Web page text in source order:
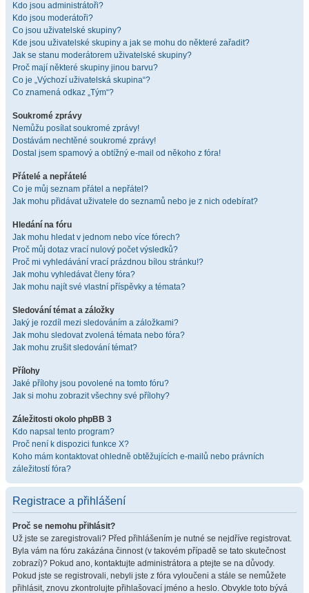
Kdo jsou administrátoři?
Kdo jsou moderátoři?
Co jsou uživatelské skupiny?
Kde jsou uživatelské skupiny a jak se mohu do některé zařadit?
Jak se stanu moderátorem uživatelské skupiny?
Proč mají některé skupiny jinou barvu?
Co je „Výchozí uživatelská skupina“?
Co znamená odkaz „Tým“?
Soukromé zprávy
Nemůžu posílat soukromé zprávy!
Dostávám nechtěné soukromé zprávy!
Dostal jsem spamový a obtížný e-mail od někoho z fóra!
Přátelé a nepřátelé
Co je můj seznam přátel a nepřátel?
Jak mohu přidávat uživatele do seznamů nebo je z nich odebírat?
Hledání na fóru
Jak mohu hledat v jednom nebo více fórech?
Proč můj dotaz vrací nulový počet výsledků?
Proč mi vyhledávání vrací prázdnou bílou stránku!?
Jak mohu vyhledávat členy fóra?
Jak mohu najít své vlastní příspěvky a témata?
Sledování témat a záložky
Jaký je rozdíl mezi sledováním a záložkami?
Jak mohu sledovat zvolená témata nebo fóra?
Jak mohu zrušit sledování témat?
Přílohy
Jaké přílohy jsou povolené na tomto fóru?
Jak si mohu zobrazit všechny své přílohy?
Záležitosti okolo phpBB 3
Kdo napsal tento program?
Proč není k dispozici funkce X?
Koho mám kontaktovat ohledně obtěžujících e-mailů nebo právních
záležitostí fóra?
Registrace a přihlášení
Proč se nemohu přihlásit?
Už jste se zaregistrovali? Před přihlášením je nutné se nejdříve registrovat.
Byla vám na fóru zakázána činnost (v takovém případě se tato skutečnost
zobrazí)? Pokud ano, kontaktujte administrátora a ptejte se na důvody.
Pokud jste se registrovali, nebyli jste z fóra vyloučeni a stále se nemůžete
přihlásit, znovu zkontrolujte přihlašovací jméno a heslo. Obvykle toto bývá